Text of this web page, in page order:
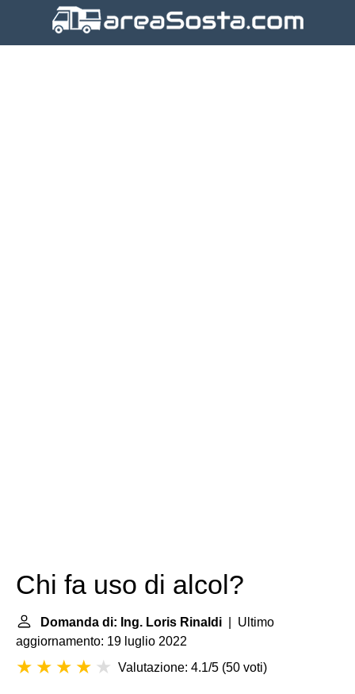
Chi fa uso di alcol?
Domanda di: Ing. Loris Rinaldi | Ultimo
aggiornamento: 19 luglio 2022
Valutazione: 4.1/5 (50 voti)